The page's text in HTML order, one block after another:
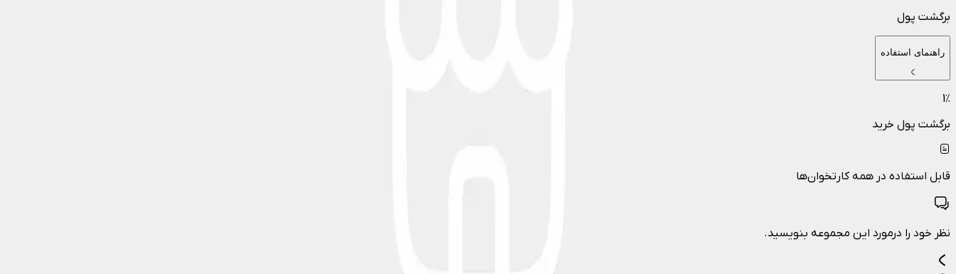
برگشت پول
راهنمای استفاده
1٪
برگشت پول خرید
قابل استفاده در همه کارتخوان‌ها
نظر خود را درمورد این مجموعه بنویسید.